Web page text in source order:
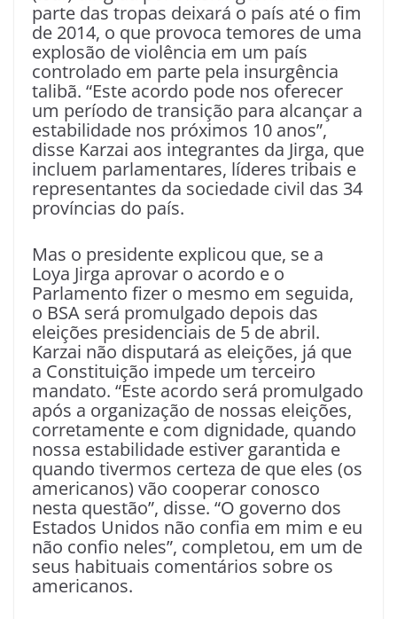
parte das tropas deixará o país até o fim
de 2014, o que provoca temores de uma
explosão de violência em um país
controlado em parte pela insurgência
talibã. “Este acordo pode nos oferecer
um período de transição para alcançar a
estabilidade nos próximos 10 anos”,
disse Karzai aos integrantes da Jirga, que
incluem parlamentares, líderes tribais e
representantes da sociedade civil das 34
províncias do país.
Mas o presidente explicou que, se a
Loya Jirga aprovar o acordo e o
Parlamento fizer o mesmo em seguida,
o BSA será promulgado depois das
eleições presidenciais de 5 de abril.
Karzai não disputará as eleições, já que
a Constituição impede um terceiro
mandato. “Este acordo será promulgado
após a organização de nossas eleições,
corretamente e com dignidade, quando
nossa estabilidade estiver garantida e
quando tivermos certeza de que eles (os
americanos) vão cooperar conosco
nesta questão”, disse. “O governo dos
Estados Unidos não confia em mim e eu
não confio neles”, completou, em um de
seus habituais comentários sobre os
americanos.